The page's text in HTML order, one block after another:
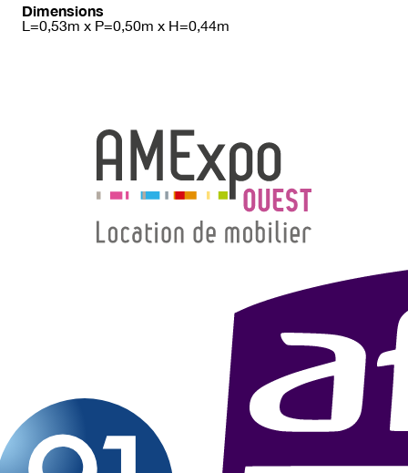
Dimensions
L=0,53m x P=0,50m x H=0,44m